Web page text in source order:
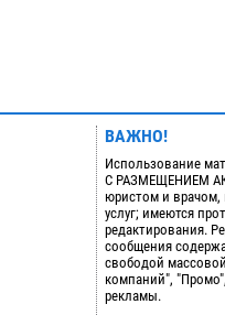
ВАЖНО!
Использование
С РАЗМЕЩЕНИЕМ
юристом и врачом,
услуг; имеются
редактирования.
сообщения
свободой
компаний",
рекламы.